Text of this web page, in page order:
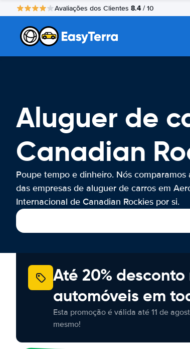
Avaliações dos Clientes 8.4 / 10
Aluguer de
Canadian
Poupe tempo e dinheiro. Nós comparamos
das empresas de aluguer de carros em
Internacional de Canadian Rockies por si.
Até 20%
automóveis em
Esta promoção é válida até 11 de
mesmo!